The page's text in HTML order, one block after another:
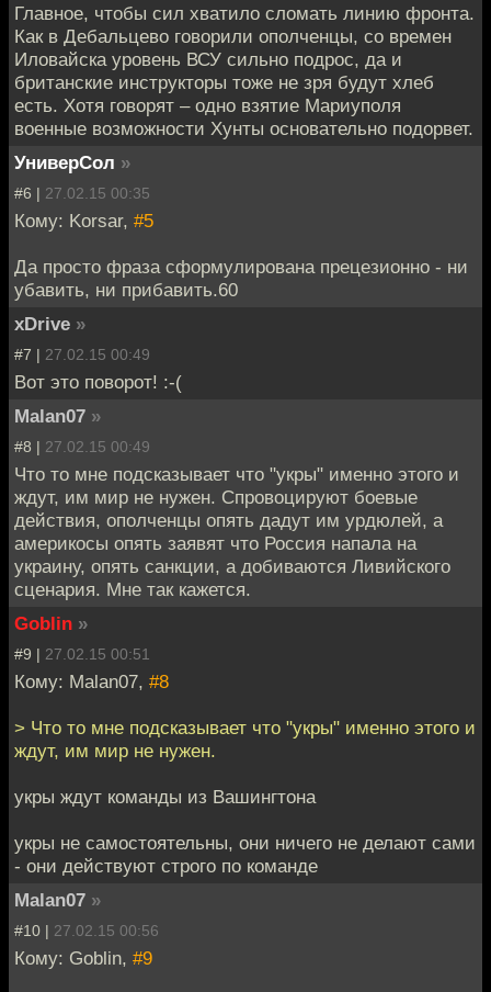
Главное, чтобы сил хватило сломать линию фронта.
Как в Дебальцево говорили ополченцы, со времен
Иловайска уровень ВСУ сильно подрос, да и
британские инструкторы тоже не зря будут хлеб
есть. Хотя говорят – одно взятие Мариуполя
военные возможности Хунты основательно подорвет.
УниверСол »
#6 | 27.02.15 00:35
Кому: Korsar, #5
Да просто фраза сформулирована прецезионно - ни
убавить, ни прибавить.60
xDrive »
#7 | 27.02.15 00:49
Вот это поворот! :-(
Malan07 »
#8 | 27.02.15 00:49
Что то мне подсказывает что "укры" именно этого и
ждут, им мир не нужен. Спровоцируют боевые
действия, ополченцы опять дадут им урдюлей, а
америкосы опять заявят что Россия напала на
украину, опять санкции, а добиваются Ливийского
сценария. Мне так кажется.
Goblin »
#9 | 27.02.15 00:51
Кому: Malan07, #8
> Что то мне подсказывает что "укры" именно этого и
ждут, им мир не нужен.
укры ждут команды из Вашингтона
укры не самостоятельны, они ничего не делают сами
- они действуют строго по команде
Malan07 »
#10 | 27.02.15 00:56
Кому: Goblin, #9